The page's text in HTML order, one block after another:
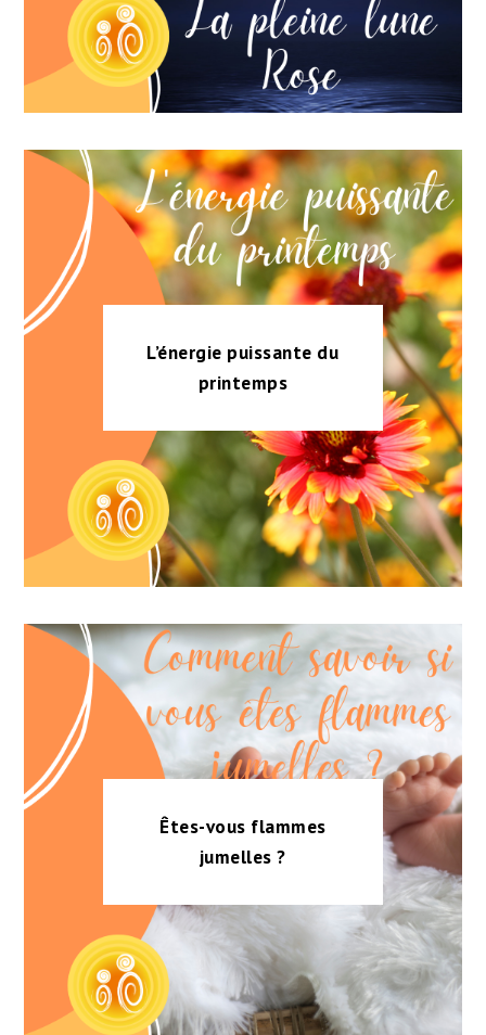
L’énergie puissante du
printemps
Êtes-vous flammes
jumelles ?